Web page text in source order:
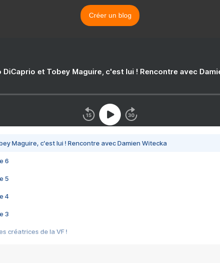
Créer un blog
DiCaprio et Tobey Maguire, c'est lui ! Rencontre avec
Maguire, c'est lui ! Rencontre avec Damien Witecka
6
5
4
3
créatrices de la VF !